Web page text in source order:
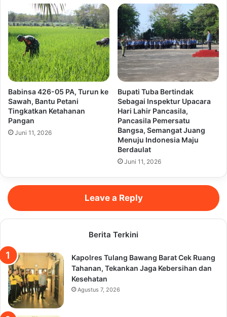
Babinsa 426-05 PA, Turun ke
Sawah, Bantu Petani
Tingkatkan Ketahanan
Pangan
Juni 11, 2026
Bupati Tuba Bertindak
Sebagai Inspektur Upacara
Hari Lahir Pancasila,
Pancasila Pemersatu
Bangsa, Semangat Juang
Menuju Indonesia Maju
Berdaulat
Juni 11, 2026
Leave a Reply
Berita Terkini
Kapolres Tulang Bawang Barat Cek Ruang
Tahanan, Tekankan Jaga Kebersihan dan
Kesehatan
Agustus 7, 2026